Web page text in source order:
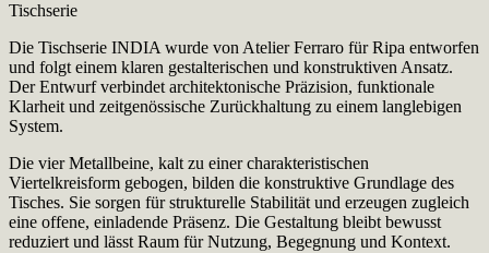
Tischserie
Die Tischserie INDIA wurde von Atelier Ferraro für Ripa entworfen
und folgt einem klaren gestalterischen und konstruktiven Ansatz.
Der Entwurf verbindet architektonische Präzision, funktionale
Klarheit und zeitgenössische Zurückhaltung zu einem langlebigen
System.
Die vier Metallbeine, kalt zu einer charakteristischen
Viertelkreisform gebogen, bilden die konstruktive Grundlage des
Tisches. Sie sorgen für strukturelle Stabilität und erzeugen zugleich
eine offene, einladende Präsenz. Die Gestaltung bleibt bewusst
reduziert und lässt Raum für Nutzung, Begegnung und Kontext.